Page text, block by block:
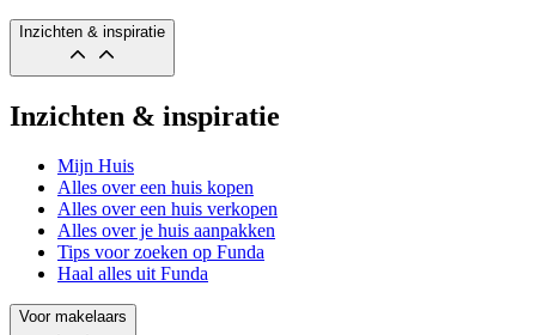
Inzichten & inspiratie
Inzichten & inspiratie
Mijn Huis
Alles over een huis kopen
Alles over een huis verkopen
Alles over je huis aanpakken
Tips voor zoeken op Funda
Haal alles uit Funda
Voor makelaars